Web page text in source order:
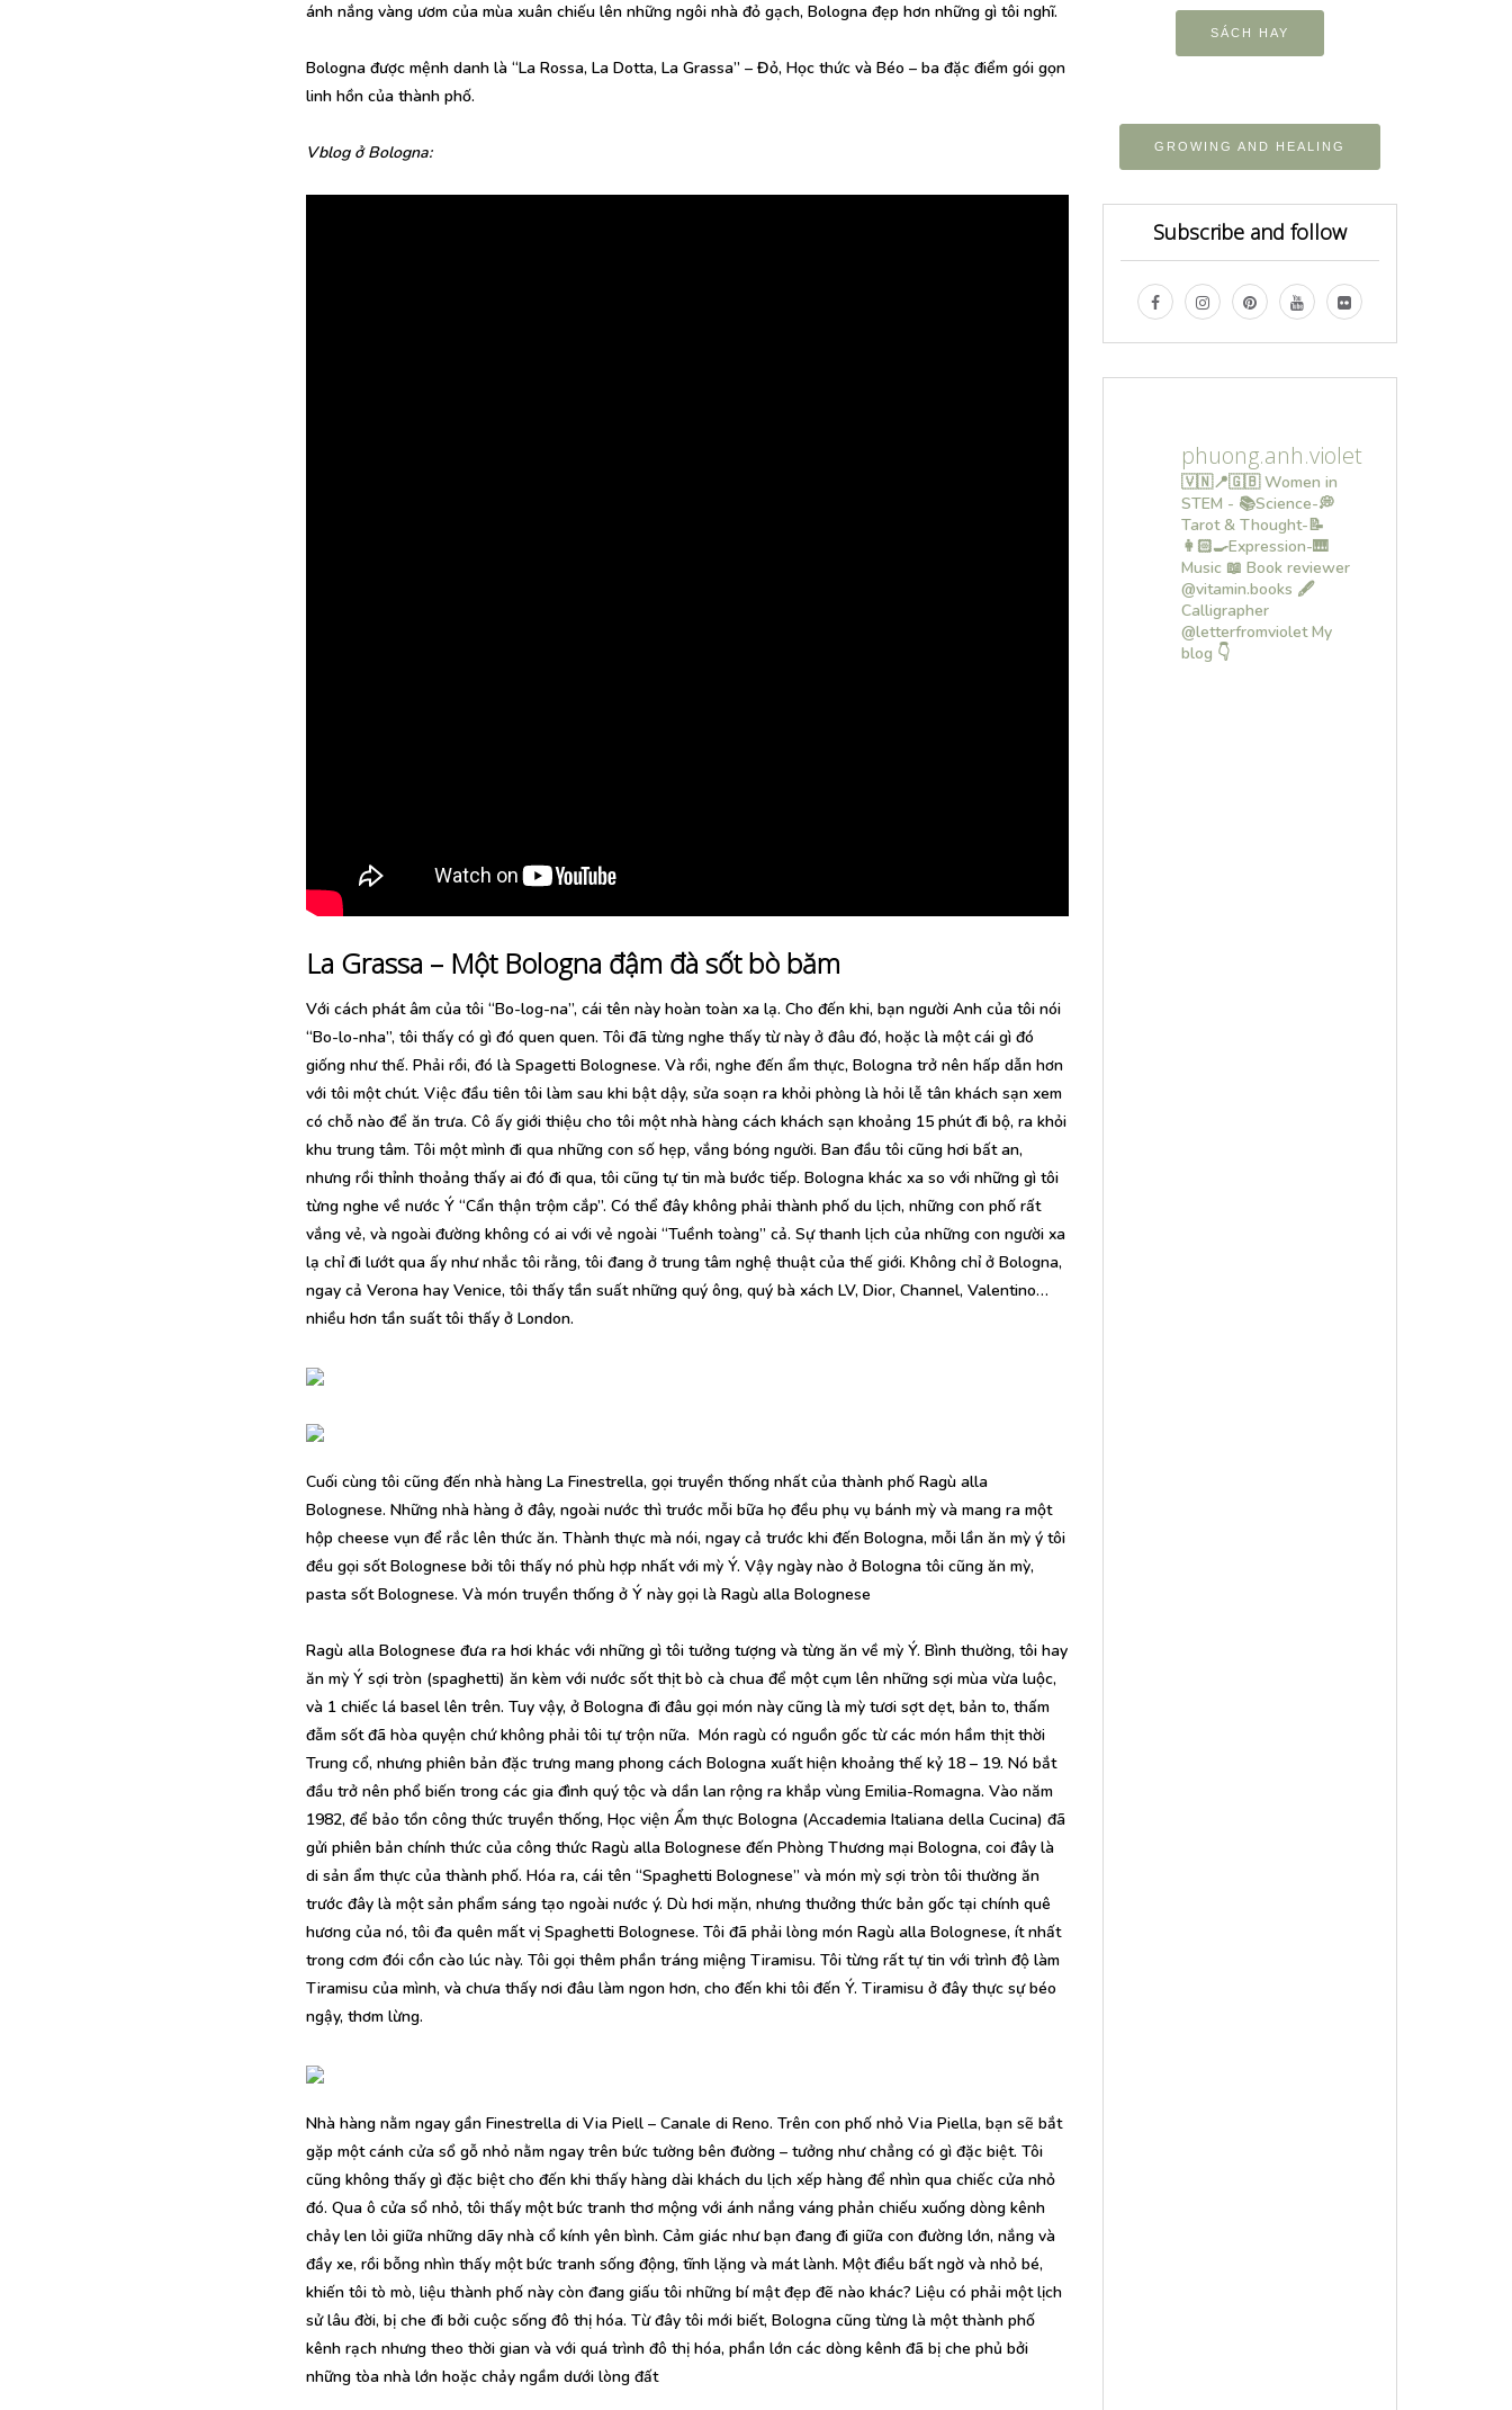
ánh nắng vàng ươm của mùa xuân chiếu lên những ngôi nhà đỏ gạch, Bologna đẹp hơn những gì tôi nghĩ.
Bologna được mệnh danh là “La Rossa, La Dotta, La Grassa” – Đỏ, Học thức và Béo – ba đặc điểm gói gọn
linh hồn của thành phố.
Vblog ở Bologna:
La Grassa – Một Bologna đậm đà sốt bò băm
Với cách phát âm của tôi “Bo-log-na”, cái tên này hoàn toàn xa lạ. Cho đến khi, bạn người Anh của tôi nói
“Bo-lo-nha”, tôi thấy có gì đó quen quen. Tôi đã từng nghe thấy từ này ở đâu đó, hoặc là một cái gì đó
giống như thế. Phải rồi, đó là Spagetti Bolognese. Và rồi, nghe đến ẩm thực, Bologna trở nên hấp dẫn hơn
với tôi một chút. Việc đầu tiên tôi làm sau khi bật dậy, sửa soạn ra khỏi phòng là hỏi lễ tân khách sạn xem
có chỗ nào để ăn trưa. Cô ấy giới thiệu cho tôi một nhà hàng cách khách sạn khoảng 15 phút đi bộ, ra khỏi
khu trung tâm. Tôi một mình đi qua những con số hẹp, vắng bóng người. Ban đầu tôi cũng hơi bất an,
nhưng rồi thỉnh thoảng thấy ai đó đi qua, tôi cũng tự tin mà bước tiếp. Bologna khác xa so với những gì tôi
từng nghe về nước Ý “Cẩn thận trộm cắp”. Có thể đây không phải thành phố du lịch, những con phố rất
vắng vẻ, và ngoài đường không có ai với vẻ ngoài “Tuềnh toàng” cả. Sự thanh lịch của những con người xa
lạ chỉ đi lướt qua ấy như nhắc tôi rằng, tôi đang ở trung tâm nghệ thuật của thế giới. Không chỉ ở Bologna,
ngay cả Verona hay Venice, tôi thấy tần suất những quý ông, quý bà xách LV, Dior, Channel, Valentino…
nhiều hơn tần suất tôi thấy ở London.
Cuối cùng tôi cũng đến nhà hàng La Finestrella, gọi truyền thống nhất của thành phố Ragù alla
Bolognese. Những nhà hàng ở đây, ngoài nước thì trước mỗi bữa họ đều phụ vụ bánh mỳ và mang ra một
hộp cheese vụn để rắc lên thức ăn. Thành thực mà nói, ngay cả trước khi đến Bologna, mỗi lần ăn mỳ ý tôi
đều gọi sốt Bolognese bởi tôi thấy nó phù hợp nhất với mỳ Ý. Vậy ngày nào ở Bologna tôi cũng ăn mỳ,
pasta sốt Bolognese. Và món truyền thống ở Ý này gọi là Ragù alla Bolognese
Ragù alla Bolognese đưa ra hơi khác với những gì tôi tưởng tượng và từng ăn về mỳ Ý. Bình thường, tôi hay
ăn mỳ Ý sợi tròn (spaghetti) ăn kèm với nước sốt thịt bò cà chua để một cụm lên những sợi mùa vừa luộc,
và 1 chiếc lá basel lên trên. Tuy vậy, ở Bologna đi đâu gọi món này cũng là mỳ tươi sợt dẹt, bản to, thấm
đẫm sốt đã hòa quyện chứ không phải tôi tự trộn nữa. Món ragù có nguồn gốc từ các món hầm thịt thời
Trung cổ, nhưng phiên bản đặc trưng mang phong cách Bologna xuất hiện khoảng thế kỷ 18 – 19. Nó bắt
đầu trở nên phổ biến trong các gia đình quý tộc và dần lan rộng ra khắp vùng Emilia-Romagna. Vào năm
1982, để bảo tồn công thức truyền thống, Học viện Ẩm thực Bologna (Accademia Italiana della Cucina) đã
gửi phiên bản chính thức của công thức Ragù alla Bolognese đến Phòng Thương mại Bologna, coi đây là
di sản ẩm thực của thành phố. Hóa ra, cái tên “Spaghetti Bolognese” và món mỳ sợi tròn tôi thường ăn
trước đây là một sản phẩm sáng tạo ngoài nước ý. Dù hơi mặn, nhưng thưởng thức bản gốc tại chính quê
hương của nó, tôi đa quên mất vị Spaghetti Bolognese. Tôi đã phải lòng món Ragù alla Bolognese, ít nhất
trong cơm đói cồn cào lúc này. Tôi gọi thêm phần tráng miệng Tiramisu. Tôi từng rất tự tin với trình độ làm
Tiramisu của mình, và chưa thấy nơi đâu làm ngon hơn, cho đến khi tôi đến Ý. Tiramisu ở đây thực sự béo
ngậy, thơm lừng.
Nhà hàng nằm ngay gần Finestrella di Via Piell – Canale di Reno. Trên con phố nhỏ Via Piella, bạn sẽ bắt
gặp một cánh cửa sổ gỗ nhỏ nằm ngay trên bức tường bên đường – tưởng như chẳng có gì đặc biệt. Tôi
cũng không thấy gì đặc biệt cho đến khi thấy hàng dài khách du lịch xếp hàng để nhìn qua chiếc cửa nhỏ
đó. Qua ô cửa sổ nhỏ, tôi thấy một bức tranh thơ mộng với ánh nắng váng phản chiếu xuống dòng kênh
chảy len lỏi giữa những dãy nhà cổ kính yên bình. Cảm giác như bạn đang đi giữa con đường lớn, nắng và
đầy xe, rồi bỗng nhìn thấy một bức tranh sống động, tĩnh lặng và mát lành. Một điều bất ngờ và nhỏ bé,
khiến tôi tò mò, liệu thành phố này còn đang giấu tôi những bí mật đẹp đẽ nào khác? Liệu có phải một lịch
sử lâu đời, bị che đi bởi cuộc sống đô thị hóa. Từ đây tôi mới biết, Bologna cũng từng là một thành phố
kênh rạch nhưng theo thời gian và với quá trình đô thị hóa, phần lớn các dòng kênh đã bị che phủ bởi
những tòa nhà lớn hoặc chảy ngầm dưới lòng đất
SÁCH HAY
GROWING AND HEALING
Subscribe and follow
phuong.anh.violet
🇻🇳📍🇬🇧 Women in
STEM - 📚Science-💭
Tarot & Thought-📝
👩🏻‍🍳Expression-🎹
Music 📖 Book reviewer
@vitamin.books 🖋
Calligrapher
@letterfromvioletMy
blog 👇